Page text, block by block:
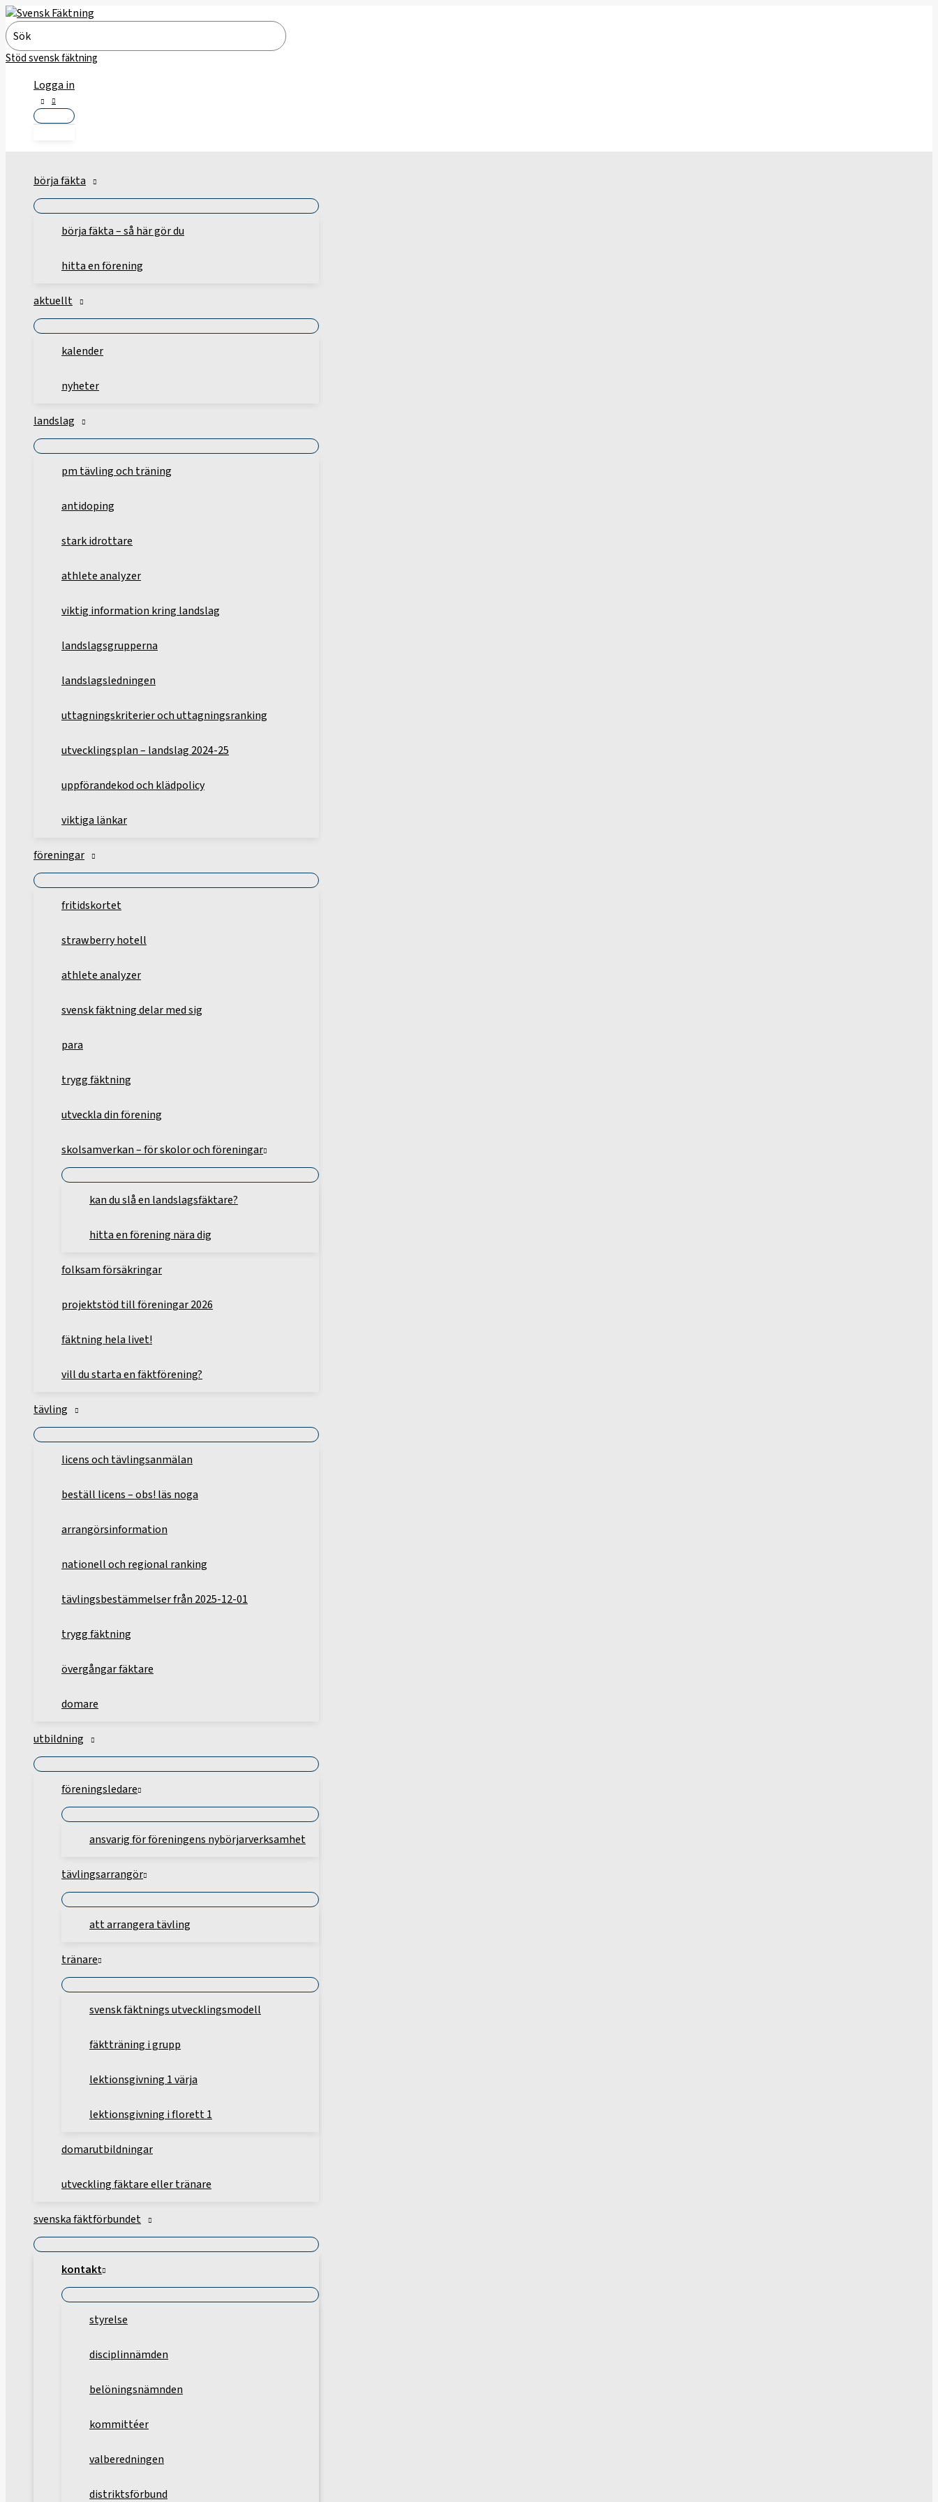
Hoppa
till
innehåll
Search
for:
Stöd svensk fäktning
Logga in
börja fäkta
börja fäkta – så här gör du
hitta en förening
aktuellt
kalender
nyheter
landslag
pm tävling och träning
antidoping
stark idrottare
athlete analyzer
viktig information kring landslag
landslagsgrupperna
landslagsledningen
uttagningskriterier och uttagningsranking
utvecklingsplan – landslag 2024-25
uppförandekod och klädpolicy
viktiga länkar
föreningar
fritidskortet
strawberry hotell
athlete analyzer
svensk fäktning delar med sig
para
trygg fäktning
utveckla din förening
skolsamverkan – för skolor och föreningar
kan du slå en landslagsfäktare?
hitta en förening nära dig
folksam försäkringar
projektstöd till föreningar 2026
fäktning hela livet!
vill du starta en fäktförening?
tävling
licens och tävlingsanmälan
beställ licens – obs! läs noga
arrangörsinformation
nationell och regional ranking
tävlingsbestämmelser från 2025-12-01
trygg fäktning
övergångar fäktare
domare
utbildning
föreningsledare
ansvarig för föreningens nybörjarverksamhet
tävlingsarrangör
att arrangera tävling
tränare
svensk fäktnings utvecklingsmodell
fäktträning i grupp
lektionsgivning 1 värja
lektionsgivning i florett 1
domarutbildningar
utveckling fäktare eller tränare
svenska fäktförbundet
kontakt
styrelse
disciplinnämden
belöningsnämnden
kommittéer
valberedningen
distriktsförbund